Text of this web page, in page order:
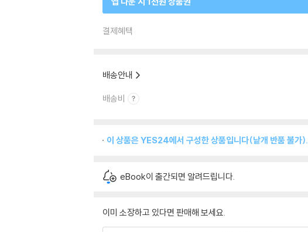
결제혜택
배송안내
배송비
이 상품은 YES24에서 구성한 상품입니다(낱개 반품 불가).
eBook이 출간되면 알려드립니다.
이미 소장하고 있다면 판매해 보세요.